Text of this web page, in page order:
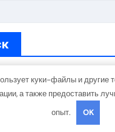
куки-файлы и другие
а также предоставить
опыт.
OK